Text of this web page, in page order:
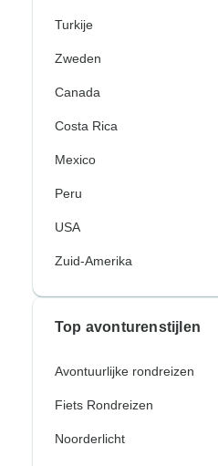
Turkije
Zweden
Canada
Costa Rica
Mexico
Peru
USA
Zuid-Amerika
Top avonturenstijlen
Avontuurlijke rondreizen
Fiets Rondreizen
Noorderlicht